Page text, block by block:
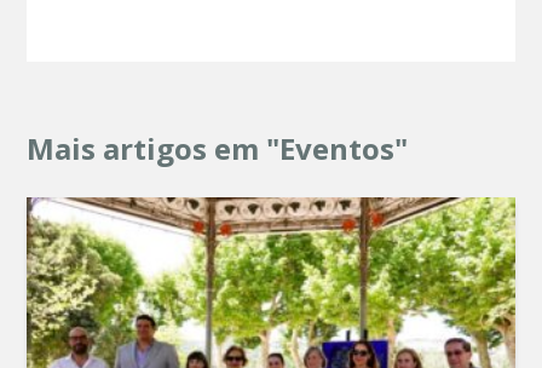
Mais artigos em "Eventos"